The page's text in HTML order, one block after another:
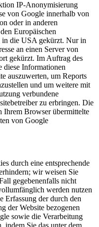
IP-Anonymisierung
von Google innerhalb von
oder in anderen
Europäischen
die USA gekürzt. Nur in
an einen Server von
gekürzt. Im Auftrag des
diese Informationen
auszuwerten, um Reports
und um weitere mit
verbundene
zu erbringen. Die
Ihrem Browser übermittelte
von Google
durch eine entsprechende
wir weisen Sie
gegebenenfalls nicht
werden nutzen
Erfassung der durch den
der Website bezogenen
sowie die Verarbeitung